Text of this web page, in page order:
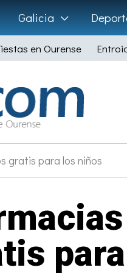
Galicia
en Ourense
gratis para los niños